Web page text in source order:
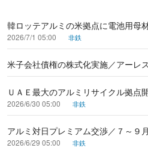
韓ロッテアルミの米拠点に電池用母
2026/7/1 05:00 非鉄
米子会社債権の株式化実施／アーレ
ＵＡＥ最大のアルミリサイクル拠点
2026/6/30 05:00 非鉄
アルミ対日プレミアム交渉／７～９
2026/6/29 05:00 非鉄